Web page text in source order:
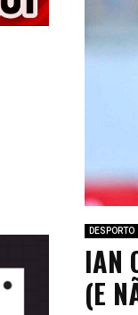
DESPORTO
IAN
(E